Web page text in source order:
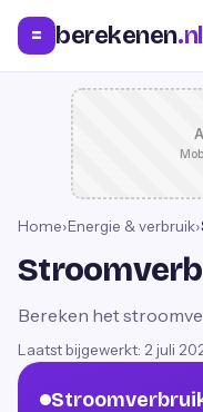
= berekenen.nl
Home›Energie & verbruik›
Bereken het
Laatst bijgewerkt: 2 juli